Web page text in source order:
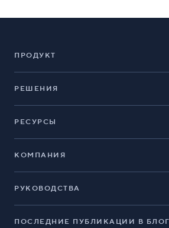
ПРОДУКТ
РЕШЕНИЯ
РЕСУРСЫ
КОМПАНИЯ
РУКОВОДСТВА
ПОСЛЕДНИЕ ПУБЛИКАЦИИ В